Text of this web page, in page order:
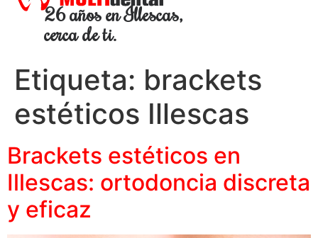
26 años en Illescas,
cerca de ti.
Etiqueta: brackets
estéticos Illescas
Brackets estéticos en
Illescas: ortodoncia discreta
y eficaz